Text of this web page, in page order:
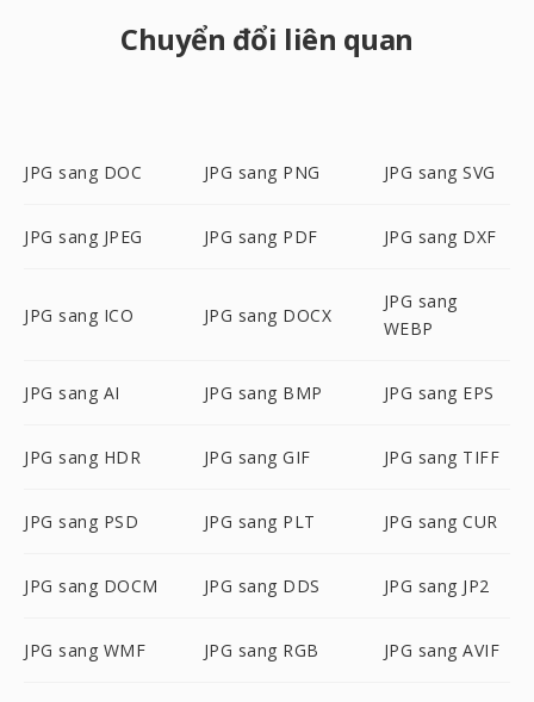
Chuyển đổi liên quan
JPG sang DOC JPG sang PNG JPG sang SVG
JPG sang JPEG JPG sang PDF JPG sang DXF
JPG sang ICO JPG sang DOCX
JPG sang
WEBP
JPG sang AI JPG sang BMP JPG sang EPS
JPG sang HDR JPG sang GIF JPG sang TIFF
JPG sang PSD JPG sang PLT JPG sang CUR
JPG sang DOCM JPG sang DDS JPG sang JP2
JPG sang WMF JPG sang RGB JPG sang AVIF